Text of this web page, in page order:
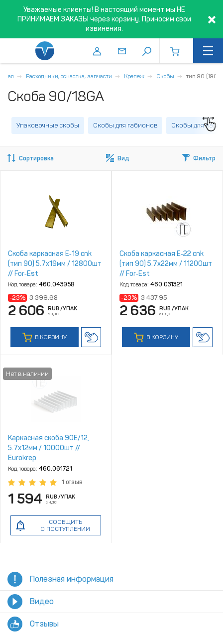
Уважаемые клиенты! В настоящий момент мы НЕ
ПРИНИМАЕМ ЗАКАЗЫ через корзину. Приносим свои
извинения.
Расходники, оснастка, запчасти Крепеж Скобы тип 90 (190/
Скоба 90/18GA
Упаковочные скобы Скобы для габионов Скобы для
Сортировка Вид Фильтр
Скоба каркасная E‑19 cnk
(тип 90) 5.7x19мм / 12800шт
// For‑Est
Код товара: 460.043958
-23% 3 399.68
2 606 RUB /УПАК
с НДС
В КОРЗИНУ
Скоба каркасная E‑22 cnk
(тип 90) 5.7x22мм / 11200шт
// For‑Est
Код товара: 460.031321
-23% 3 437.95
2 636 RUB /УПАК
с НДС
В КОРЗИНУ
Каркасная скоба 90Е/12,
5.7х12мм / 10000шт //
Eurokrep
Код товара: 460.061721
1 отзыв
1 594 RUB /УПАК
с НДС
СООБЩИТЬ
О ПОСТУПЛЕНИИ
Полезная информация
Видео
Отзывы